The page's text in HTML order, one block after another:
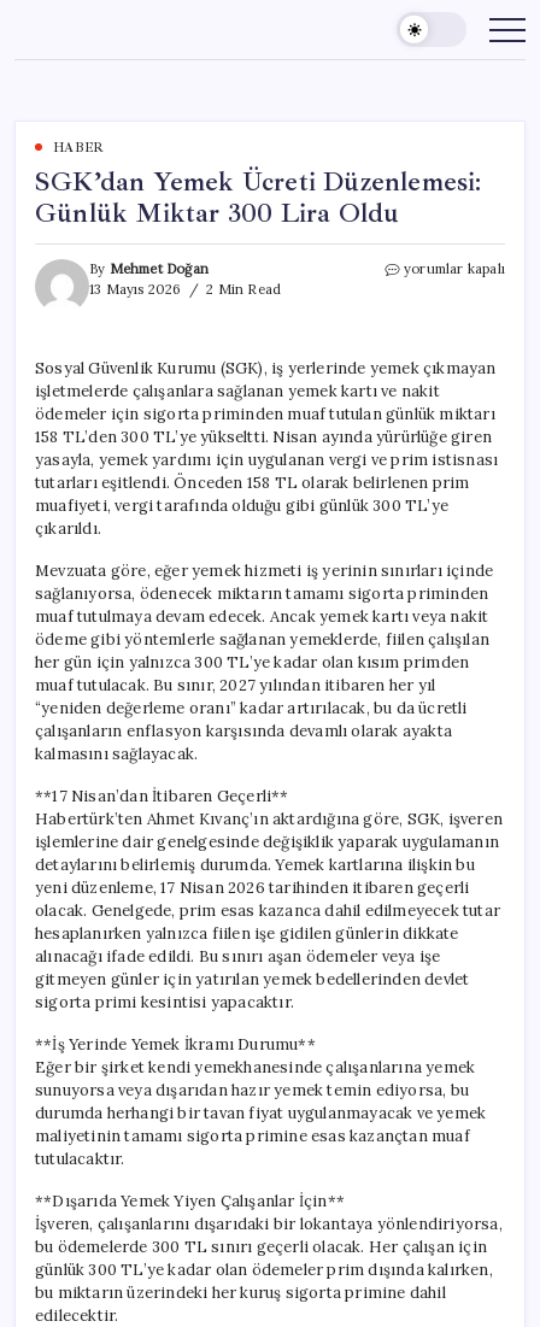
content
HABER
SGK’dan Yemek Ücreti Düzenlemesi:
Günlük Miktar 300 Lira Oldu
By Mehmet Doğan
13 Mayıs 2026
2 Min Read
SGK’dan
Miktar
300
Lira
Oldu
için
yorumlar kapalı
Sosyal Güvenlik Kurumu (SGK), iş yerlerinde yemek çıkmayan
işletmelerde çalışanlara sağlanan yemek kartı ve nakit
ödemeler için sigorta priminden muaf tutulan günlük miktarı
158 TL’den 300 TL’ye yükseltti. Nisan ayında yürürlüğe giren
yasayla, yemek yardımı için uygulanan vergi ve prim istisnası
tutarları eşitlendi. Önceden 158 TL olarak belirlenen prim
muafiyeti, vergi tarafında olduğu gibi günlük 300 TL’ye
çıkarıldı.
Mevzuata göre, eğer yemek hizmeti iş yerinin sınırları içinde
sağlanıyorsa, ödenecek miktarın tamamı sigorta priminden
muaf tutulmaya devam edecek. Ancak yemek kartı veya nakit
ödeme gibi yöntemlerle sağlanan yemeklerde, fiilen çalışılan
her gün için yalnızca 300 TL’ye kadar olan kısım primden
muaf tutulacak. Bu sınır, 2027 yılından itibaren her yıl
“yeniden değerleme oranı” kadar artırılacak, bu da ücretli
çalışanların enflasyon karşısında devamlı olarak ayakta
kalmasını sağlayacak.
**17 Nisan’dan İtibaren Geçerli**
Habertürk’ten Ahmet Kıvanç’ın aktardığına göre, SGK, işveren
işlemlerine dair genelgesinde değişiklik yaparak uygulamanın
detaylarını belirlemiş durumda. Yemek kartlarına ilişkin bu
yeni düzenleme, 17 Nisan 2026 tarihinden itibaren geçerli
olacak. Genelgede, prim esas kazanca dahil edilmeyecek tutar
hesaplanırken yalnızca fiilen işe gidilen günlerin dikkate
alınacağı ifade edildi. Bu sınırı aşan ödemeler veya işe
gitmeyen günler için yatırılan yemek bedellerinden devlet
sigorta primi kesintisi yapacaktır.
**İş Yerinde Yemek İkramı Durumu**
Eğer bir şirket kendi yemekhanesinde çalışanlarına yemek
sunuyorsa veya dışarıdan hazır yemek temin ediyorsa, bu
durumda herhangi bir tavan fiyat uygulanmayacak ve yemek
maliyetinin tamamı sigorta primine esas kazançtan muaf
tutulacaktır.
**Dışarıda Yemek Yiyen Çalışanlar İçin**
İşveren, çalışanlarını dışarıdaki bir lokantaya yönlendiriyorsa,
bu ödemelerde 300 TL sınırı geçerli olacak. Her çalışan için
günlük 300 TL’ye kadar olan ödemeler prim dışında kalırken,
bu miktarın üzerindeki her kuruş sigorta primine dahil
edilecektir.